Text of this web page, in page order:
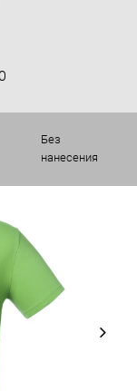
Без
нанесения